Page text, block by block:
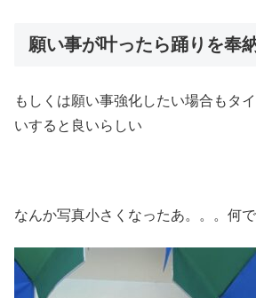
願い事が叶ったら踊りを奉
もしくは願い事強化したい場合もタ
いすると良いらしい
なんか写真小さくなったあ。。。何